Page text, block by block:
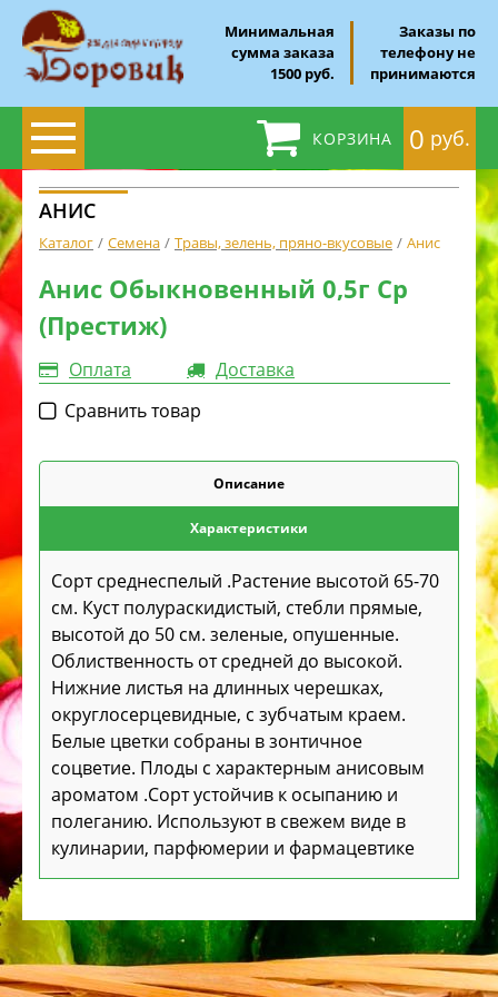
Минимальная
сумма заказа
1500 руб.
Заказы по
телефону не
принимаются
КОРЗИНА 0 руб.
АНИС
Каталог Семена Травы, зелень, пряно-вкусовые Анис
Анис Обыкновенный 0,5г Ср
(Престиж)
Оплата
Доставка
Cравнить товар
Описание
Характеристики
Сорт среднеспелый .Растение высотой 65-70
см. Куст полураскидистый, стебли прямые,
высотой до 50 см. зеленые, опушенные.
Облиственность от средней до высокой.
Нижние листья на длинных черешках,
округлосерцевидные, с зубчатым краем.
Белые цветки собраны в зонтичное
соцветие. Плоды с характерным анисовым
ароматом .Сорт устойчив к осыпанию и
полеганию. Используют в свежем виде в
кулинарии, парфюмерии и фармацевтике